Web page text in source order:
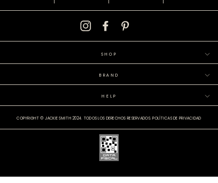
InstagramFacebook
SHOP
BRAND
HELP
COPYRIGHT © JACKIE SMITH 2024. TODOS LOS DERECHOS RESERVADOS.POLÍTICAS DE PRIVACIDAD